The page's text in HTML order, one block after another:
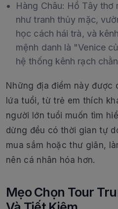
Hàng Châu: Hồ Tây thơ
như tranh thủy mặc,
học cách hái trà, và
mệnh danh là "Venice
hệ thống kênh rạch
Những địa điểm này được
lứa tuổi, từ trẻ em thích
người lớn tuổi muốn tìm
dừng đều có thời gian tự
mua sắm hoặc thư giãn,
nên cá nhân hóa hơn.
Mẹo Chọn Tour